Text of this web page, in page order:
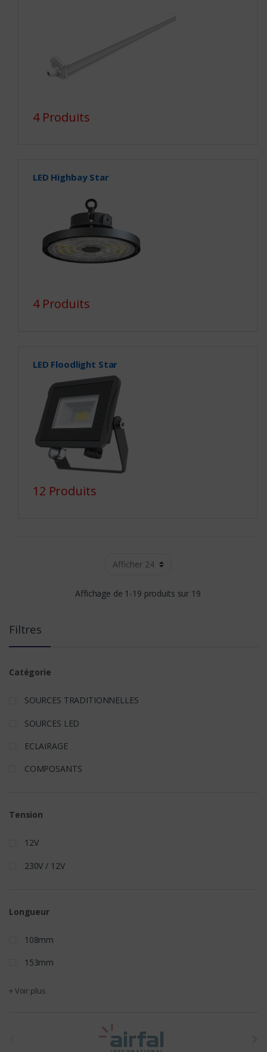
4 Produits
LED Highbay Star
4 Produits
LED Floodlight Star
12 Produits
Affichage de 1-19 produits sur 19
Filtres
Catégorie
SOURCES TRADITIONNELLES
SOURCES LED
ECLAIRAGE
COMPOSANTS
Tension
12V
230V / 12V
Longueur
108mm
153mm
+ Voir plus